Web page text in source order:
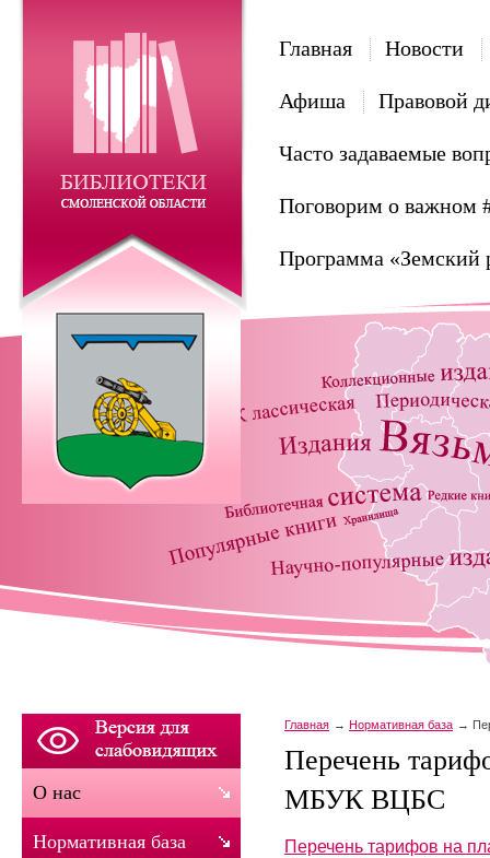
Главная Новости
Афиша Правовой
Часто задаваемые
Поговорим о важном
Программа «Земский
Главная Нормативная база
Перечень
МБУК ВЦБС
Перечень тарифов на
О нас
Нормативная база